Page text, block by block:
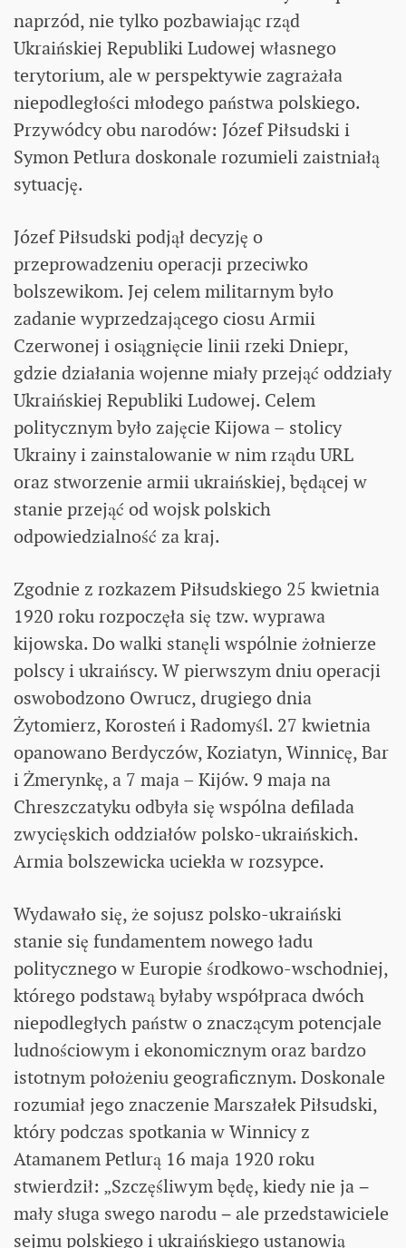
naprzód, nie tylko pozbawiając rząd
Ukraińskiej Republiki Ludowej własnego
terytorium, ale w perspektywie zagrażała
niepodległości młodego państwa polskiego.
Przywódcy obu narodów: Józef Piłsudski i
Symon Petlura doskonale rozumieli zaistniałą
sytuację.
Józef Piłsudski podjął decyzję o
przeprowadzeniu operacji przeciwko
bolszewikom. Jej celem militarnym było
zadanie wyprzedzającego ciosu Armii
Czerwonej i osiągnięcie linii rzeki Dniepr,
gdzie działania wojenne miały przejąć oddziały
Ukraińskiej Republiki Ludowej. Celem
politycznym było zajęcie Kijowa – stolicy
Ukrainy i zainstalowanie w nim rządu URL
oraz stworzenie armii ukraińskiej, będącej w
stanie przejąć od wojsk polskich
odpowiedzialność za kraj.
Zgodnie z rozkazem Piłsudskiego 25 kwietnia
1920 roku rozpoczęła się tzw. wyprawa
kijowska. Do walki stanęli wspólnie żołnierze
polscy i ukraińscy. W pierwszym dniu operacji
oswobodzono Owrucz, drugiego dnia
Żytomierz, Korosteń i Radomyśl. 27 kwietnia
opanowano Berdyczów, Koziatyn, Winnicę, Bar
i Żmerynkę, a 7 maja – Kijów. 9 maja na
Chreszczatyku odbyła się wspólna defilada
zwycięskich oddziałów polsko-ukraińskich.
Armia bolszewicka uciekła w rozsypce.
Wydawało się, że sojusz polsko-ukraiński
stanie się fundamentem nowego ładu
politycznego w Europie środkowo-wschodniej,
którego podstawą byłaby współpraca dwóch
niepodległych państw o znaczącym potencjale
ludnościowym i ekonomicznym oraz bardzo
istotnym położeniu geograficznym. Doskonale
rozumiał jego znaczenie Marszałek Piłsudski,
który podczas spotkania w Winnicy z
Atamanem Petlurą 16 maja 1920 roku
stwierdził: „Szczęśliwym będę, kiedy nie ja −
mały sługa swego narodu − ale przedstawiciele
sejmu polskiego i ukraińskiego ustanowią